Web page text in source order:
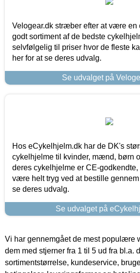
Velogear.dk stræber efter at være en
godt sortiment af de bedste
selvfølgelig til priser hvor de fleste
her for at se deres udvalg.
Se udvalget på
Hos eCykelhjelm.dk har de DK's
cykelhjelme til kvinder, mænd, børn
deres cykelhjelme er CE-godkendte,
være helt tryg ved at bestille
se deres udvalg.
Se udvalget på
Vi har gennemgået de mest populære
dem med stjerner fra 1 til 5 ud fra bl.a.
sortimentstørrelse, kundeservice,